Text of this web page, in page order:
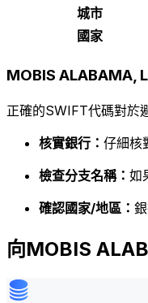
城市
國家
MOBIS ALABAMA,
正確的SWIFT代碼對於
核實銀行： 仔細核
檢查分支名稱： 如
確認國家/地區：
向MOBIS